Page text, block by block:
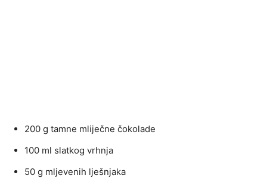
200 g tamne mliječne čokolade
100 ml slatkog vrhnja
50 g mljevenih lješnjaka